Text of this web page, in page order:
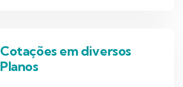
Cotações em diversos
Planos